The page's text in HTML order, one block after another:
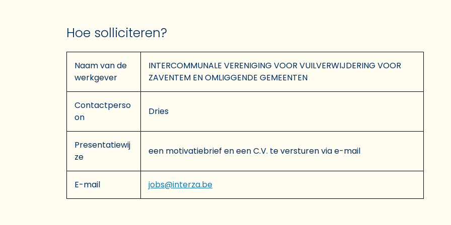
Hoe solliciteren?
Naam van de
werkgever
INTERCOMMUNALE VERENIGING VOOR VUILVERWIJDERING VOOR
ZAVENTEM EN OMLIGGENDE GEMEENTEN
Contactperso
on
Dries
Presentatiewij
ze
een motivatiebrief en een C.V. te versturen via e-mail
E-mail jobs@interza.be